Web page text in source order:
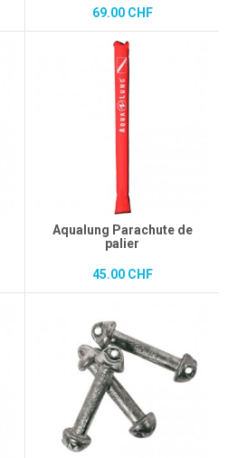
69.00 CHF
Aqualung Parachute de
palier
45.00 CHF